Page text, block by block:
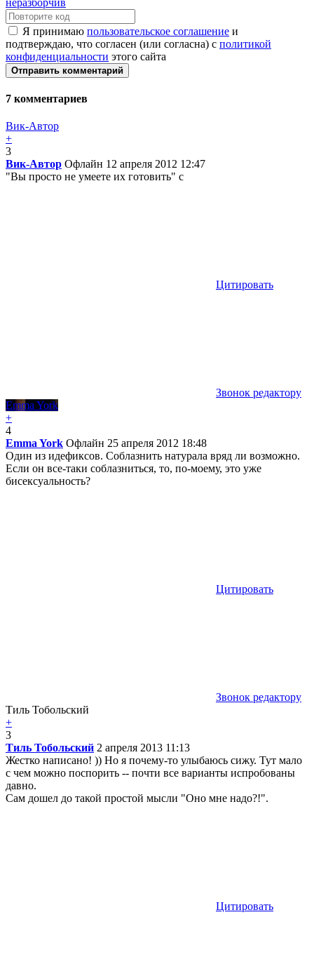
Я принимаю пользовательское соглашение и
подтверждаю, что согласен (или согласна) с политикой
конфиденциальности этого сайта
Отправить комментарий
7 комментариев
Вик-Автор
+
3
Вик-Автор Офлайн 12 апреля 2012 12:47
"Вы просто не умеете их готовить" с
Цитировать
Звонок редактору
Emma York
+
4
Emma York Офлайн 25 апреля 2012 18:48
Один из идефиксов. Соблазнить натурала вряд ли возможно.
Если он все-таки соблазниться, то, по-моему, это уже
бисексуальность?
Цитировать
Звонок редактору
Тиль Тобольский
+
3
Тиль Тобольский 2 апреля 2013 11:13
Жестко написано! )) Но я почему-то улыбаюсь сижу. Тут мало
с чем можно поспорить -- почти все варианты испробованы
давно.
Сам дошел до такой простой мысли "Оно мне надо?!".
Цитировать